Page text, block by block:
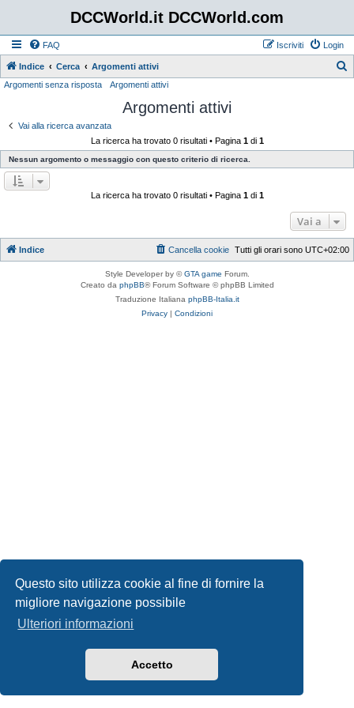
Questo sito utilizza cookie al fine di fornire la
migliore navigazione possibile
Ulteriori informazioni
Accetto
DCCWorld.it DCCWorld.com
FAQ Login
Iscriviti
Indice Cerca Argomenti attivi
Argomenti senza risposta Argomenti attivi
Argomenti attivi
Vai alla ricerca avanzata
La ricerca ha trovato 0 risultati • Pagina 1di 1
Nessun argomento o messaggio con questo criterio di ricerca.
La ricerca ha trovato 0 risultati • Pagina 1di 1
Vai a
Indice Tutti gli orari sono UTC+02:00
Cancella cookie
Style Developer by ©GTA game Forum.
Creato da phpBB® Forum Software © phpBB Limited
Traduzione Italiana phpBB-Italia.it
Privacy | Condizioni